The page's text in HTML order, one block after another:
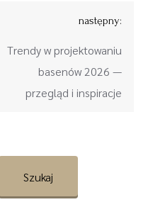
następny:
Trendy w projektowaniu
basenów 2026 —
przegląd i inspiracje
Szukaj